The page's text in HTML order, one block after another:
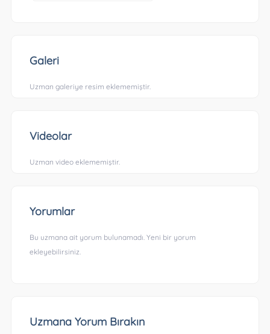
Galeri
Uzman galeriye resim eklememiştir.
Videolar
Uzman video eklememiştir.
Yorumlar
Bu uzmana ait yorum bulunamadı. Yeni bir yorum
ekleyebilirsiniz.
Uzmana Yorum Bırakın